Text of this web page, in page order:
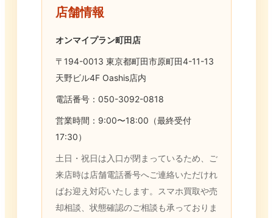
店舗情報
オンマイプラン町田店
〒194-0013 東京都町田市原町田4-11-13
天野ビル4F Oashis店内
電話番号：050-3092-0818
営業時間：9:00〜18:00（最終受付
17:30）
土日・祝日は入口が閉まっているため、ご
来店時は店舗電話番号へご連絡いただけれ
ばお迎え対応いたします。スマホ買取や売
却相談、状態確認のご相談も承っておりま